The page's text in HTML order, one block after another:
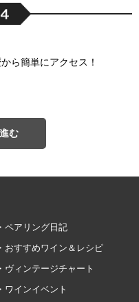
ら簡単にアクセス！
む
ペアリング日記
おすすめワイン＆レシピ
ヴィンテージチャート
ワインイベント